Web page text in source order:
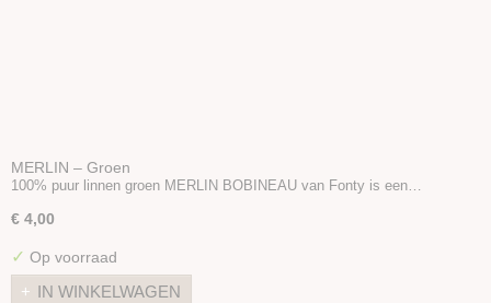
MERLIN – Groen
100% puur linnen groen MERLIN BOBINEAU van Fonty is een…
€ 4,00
✓ Op voorraad
IN WINKELWAGEN